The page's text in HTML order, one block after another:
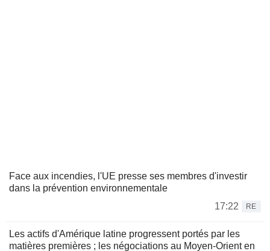
Face aux incendies, l'UE presse ses membres d'investir
dans la prévention environnementale
17:22
RE
Les actifs d'Amérique latine progressent portés par les
matières premières ; les négociations au Moyen-Orient en